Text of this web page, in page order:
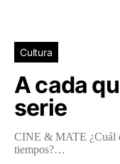
Cultura
A cada
serie
CINE & MATE ¿Cuál
tiempos?…